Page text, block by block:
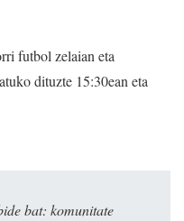
futbol zelaian eta
dituzte 15:30ean eta
bat: komunitate